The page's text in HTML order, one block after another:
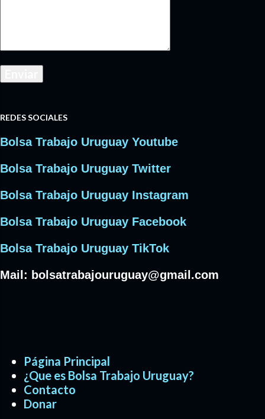
REDES SOCIALES
Bolsa Trabajo Uruguay Youtube
Bolsa Trabajo Uruguay Twitter
Bolsa Trabajo Uruguay Instagram
Bolsa Trabajo Uruguay Facebook
Bolsa Trabajo Uruguay TikTok
Mail: bolsatrabajouruguay@gmail.com
Página Principal
¿Que es Bolsa Trabajo Uruguay?
Contacto
Donar